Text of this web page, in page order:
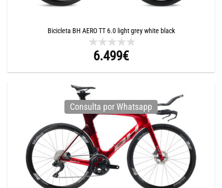
Bicicleta BH AERO TT 6.0 light grey white black
6.499€
Consulta por Whatsapp